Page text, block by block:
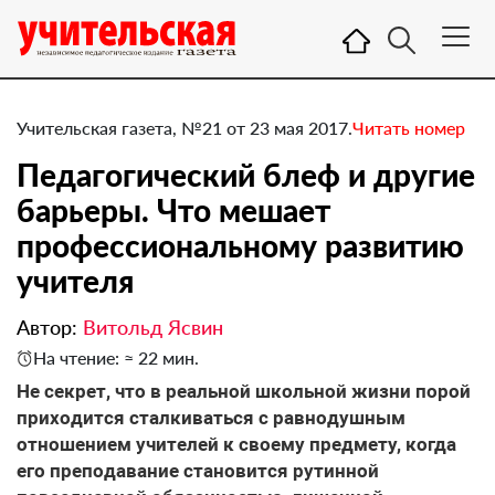
Учительская газета, №21 от 23 мая 2017.Читать номер
Педагогический блеф и другие
барьеры. Что мешает
профессиональному развитию
учителя
Автор: Витольд Ясвин
На чтение: ≈ 22 мин.
Не секрет, что в реальной школьной жизни порой
приходится сталкиваться с равнодушным
отношением учителей к своему предмету, когда
его преподавание становится рутинной